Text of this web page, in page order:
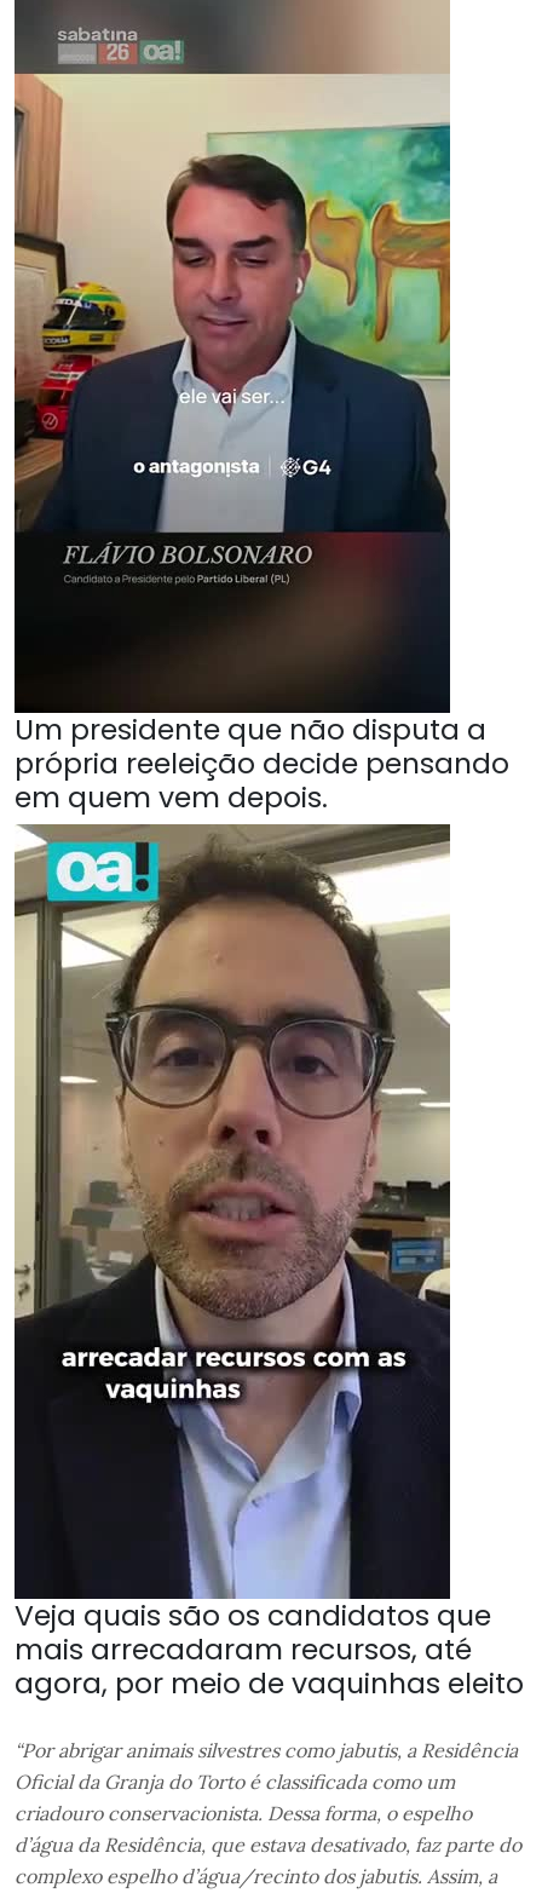
Um presidente que não disputa a
própria reeleição decide pensando
em quem vem depois.
Veja quais são os candidatos que
mais arrecadaram recursos, até
agora, por meio de vaquinhas eleito
“Por abrigar animais silvestres como jabutis, a Residência
Oficial da Granja do Torto é classificada como um
criadouro conservacionista. Dessa forma, o espelho
d’água da Residência, que estava desativado, faz parte do
complexo espelho d’água/recinto dos jabutis. Assim, a